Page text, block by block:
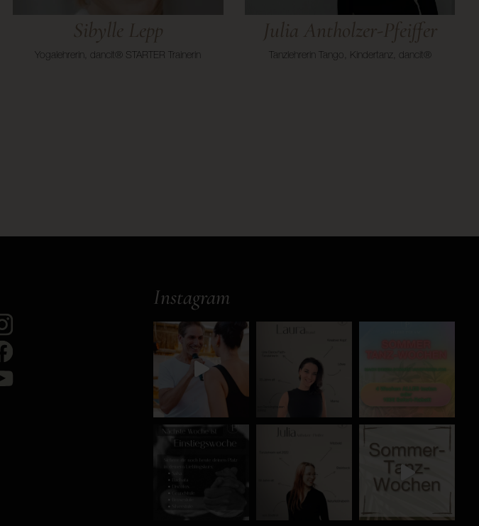
Sibylle Lepp
Yogalehrerin, dancit® STARTER Trainerin
Julia Antholzer-Pfeiffer
Tanzlehrerin Tango, Kindertanz, dancit®
Instagram